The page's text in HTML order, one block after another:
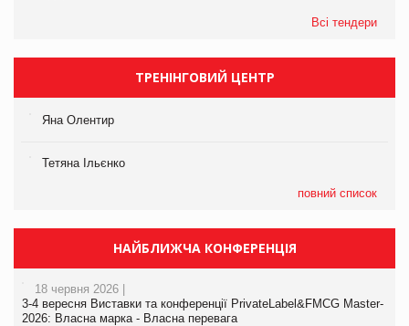
Всі тендери
ТРЕНІНГОВИЙ ЦЕНТР
Яна Олентир
Тетяна Ільєнко
повний список
НАЙБЛИЖЧА КОНФЕРЕНЦІЯ
18 червня 2026 |
3-4 вересня Виставки та конференції PrivateLabel&FMCG Master-
2026: Власна марка - Власна перевага